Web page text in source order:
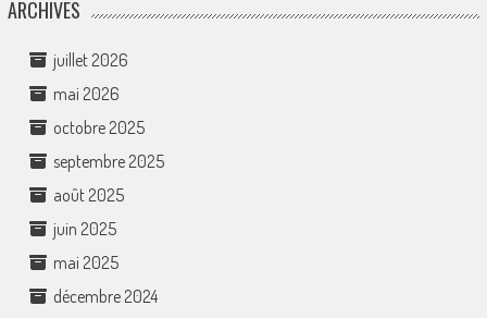
ARCHIVES
juillet 2026
mai 2026
octobre 2025
septembre 2025
août 2025
juin 2025
mai 2025
décembre 2024